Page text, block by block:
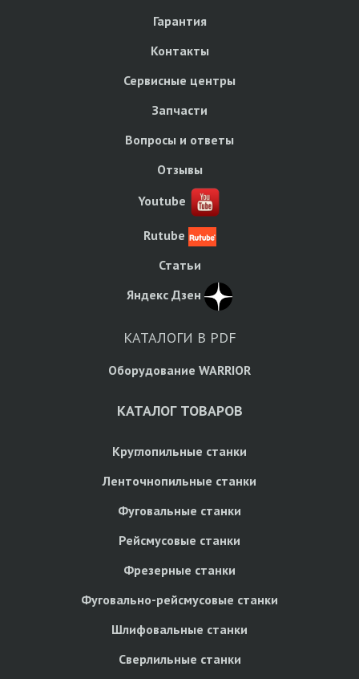
Гарантия
Контакты
Сервисные центры
Запчасти
Вопросы и ответы
Отзывы
Youtube
Rutube
Статьи
Яндекс Дзен
КАТАЛОГИ В PDF
Оборудование WARRIOR
КАТАЛОГ ТОВАРОВ
Круглопильные станки
Ленточнопильные станки
Фуговальные станки
Рейсмусовые станки
Фрезерные станки
Фуговально-рейсмусовые станки
Шлифовальные станки
Сверлильные станки